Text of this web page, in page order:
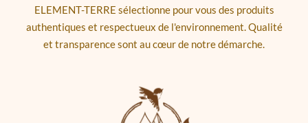
ELEMENT-TERRE sélectionne pour vous des produits
authentiques et respectueux de l'environnement. Qualité
et transparence sont au cœur de notre démarche.